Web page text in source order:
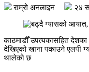
राम्रो अनलाइन २४
काठमाडौँ उपत्यकासहित देशका
देखिएको खाना पकाउने एलपी
थालेको छ